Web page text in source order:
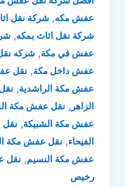
عفش مكه,شركة نقل
شركة نقل اثاث بمكه,
عفش في مكة,شركه
عفش داخل مكة, نقل
عفش مكة الراشدية,
الزاهر , نقل عفش مكة
عفش مكة الشبيكة, نقل
الفيحاء, نقل عفش مكة
عفش مكة النسيم, نقل
رخيص